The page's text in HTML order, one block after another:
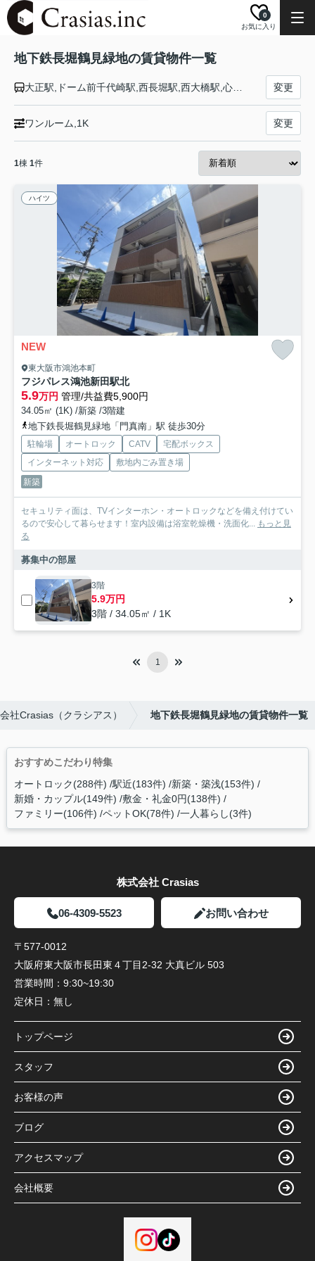
お気に入り
0
地下鉄長堀鶴見緑地の賃貸物件一覧
変更
ワンルーム,1K 変更
1棟 1件
ハイツ
NEW
東大阪市鴻池本町
フジパレス鴻池新田駅北
5.9万円 管理/共益費5,900円
34.05㎡ (1K) /新築 /3階建
地下鉄長堀鶴見緑地「門真南」駅 徒歩30分
駐輪場 オートロック CATV
宅配ボックス
インターネット対応
敷地内ごみ置き場
新築
セキュリティ面は、TVインターホン・オートロックなどを備え付けてい
るので安心して暮らせます！室内設備は浴室乾燥機・洗面化... もっと見
る
募集中の部屋
3階
5.9万円
3階 / 34.05㎡ / 1K
1
社Crasias（クラシアス） 地下鉄長堀鶴見緑地の賃貸物件一覧
おすすめこだわり特集
オートロック(288件) 駅近(183件) 新築・築浅(153件)
新婚・カップル(149件) 敷金・礼金0円(138件)
ファミリー(106件) ペットOK(78件) 一人暮らし(3件)
株式会社 Crasias
06-4309-5523 お問い合わせ
〒577-0012
大阪府東大阪市長田東４丁目2-32 大真ビル 503
営業時間： 9:30~19:30
定休日： 無し
トップページ
スタッフ
お客様の声
ブログ
アクセスマップ
会社概要